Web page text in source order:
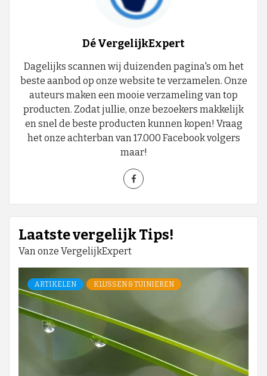
Dé VergelijkExpert
Dagelijks scannen wij duizenden pagina's om het
beste aanbod op onze website te verzamelen. Onze
auteurs maken een mooie verzameling van top
producten. Zodat jullie, onze bezoekers makkelijk
en snel de beste producten kunnen kopen! Vraag
het onze achterban van 17.000 Facebook volgers
maar!
Laatste vergelijk Tips!
Van onze VergelijkExpert
ARTIKELEN KLUSSEN & TUINIEREN